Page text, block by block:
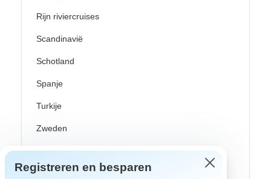
Rijn riviercruises
Scandinavië
Schotland
Spanje
Turkije
Zweden
Canada
Costa Rica
Registreren en besparen